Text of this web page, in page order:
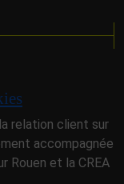
relation client sur
accompagnée
Rouen et la CREA